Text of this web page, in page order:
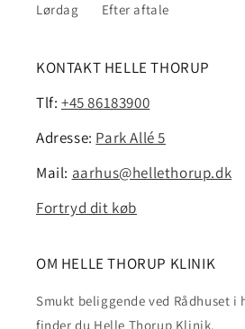
Lørdag Efter aftale
KONTAKT HELLE THORUP
Tlf:+45 86183900
Adresse: Park Allé 5
Mail: aarhus@hellethorup.dk
Fortryd dit køb
OM HELLE THORUP KLINIK
Smukt beliggende ved Rådhuset i
finder du Helle Thorup Klinik.